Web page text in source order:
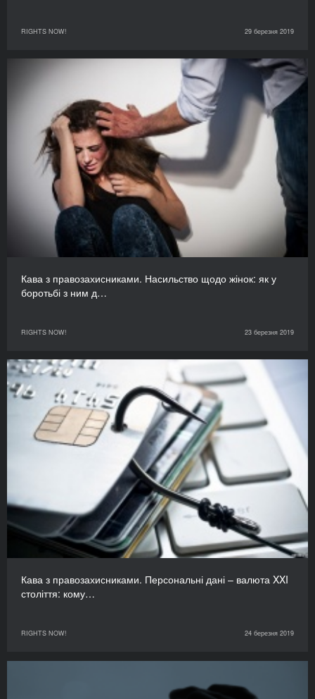
RIGHTS NOW! 29 березня 2019
Кава з правозахисниками. Насильство щодо жінок: як у
боротьбі з ним д…
RIGHTS NOW! 23 березня 2019
Кава з правозахисниками. Персональні дані – валюта XXI
століття: кому…
RIGHTS NOW! 24 березня 2019